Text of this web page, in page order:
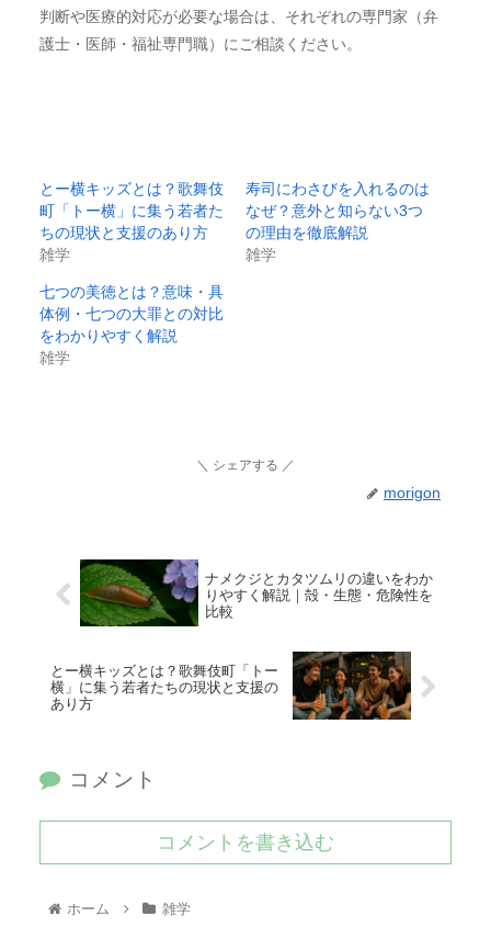
判断や医療的対応が必要な場合は、それぞれの専門家（弁
護士・医師・福祉専門職）にご相談ください。
とー横キッズとは？歌舞伎
町「トー横」に集う若者た
ちの現状と支援のあり方
雑学
寿司にわさびを入れるのは
なぜ？意外と知らない3つ
の理由を徹底解説
雑学
七つの美徳とは？意味・具
体例・七つの大罪との対比
をわかりやすく解説
雑学
シェアする
morigon
ナメクジとカタツムリの違いをわか
りやすく解説｜殻・生態・危険性を
比較
とー横キッズとは？歌舞伎町「トー
横」に集う若者たちの現状と支援の
あり方
コメント
コメントを書き込む
ホーム 雑学